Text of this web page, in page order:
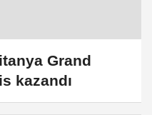
Grand
kazandı